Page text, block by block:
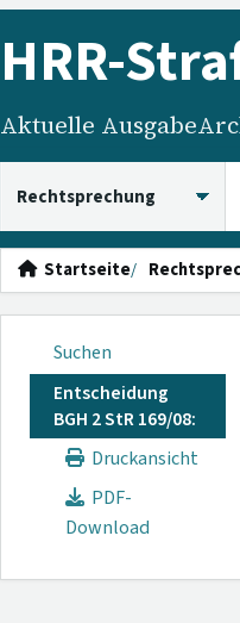
HRR-
Aktuelle Ausgabe
Startseite
Suchen
Entscheidung
BGH 2 StR 169/08:
Druckansicht
PDF-
Download